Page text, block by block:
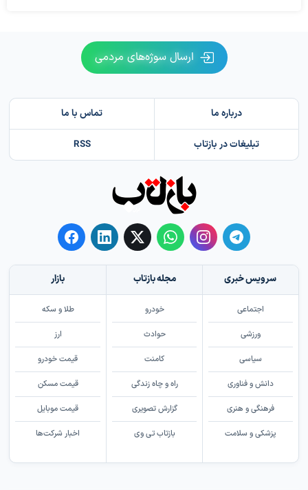
ارسال سوژه‌های مردمی
درباره ما تماس با ما
تبلیغات در بازتاب RSS
سرویس خبری
اجتماعی
ورزشی
سیاسی
دانش و فناوری
فرهنگی و هنری
پزشکی و سلامت
مجله بازتاب
خودرو
حوادث
کامنت
راه و چاه زندگی
گزارش تصویری
بازتاب تی وی
بازار
طلا و سکه
ارز
قیمت خودرو
قیمت مسکن
قیمت موبایل
اخبار شرکت‌ها